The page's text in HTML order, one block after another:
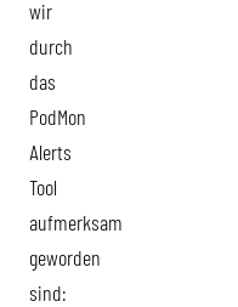
wir
durch
das
PodMon
Alerts
Tool
aufmerksam
geworden
sind: